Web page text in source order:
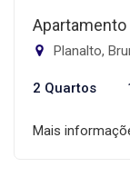
Apartamento
Planalto,
2 Quartos
Mais